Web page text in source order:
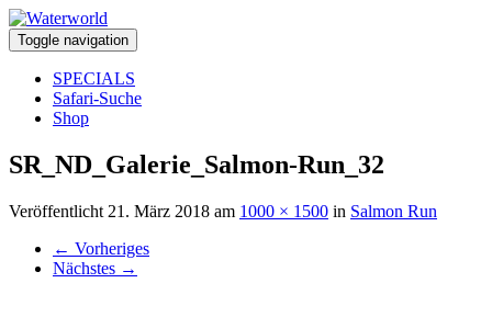
Toggle navigation
SPECIALS
Safari-Suche
Shop
SR_ND_Galerie_Salmon-Run_32
Veröffentlicht 21. März 2018 am 1000 × 1500 in Salmon Run
← Vorheriges
Nächstes →